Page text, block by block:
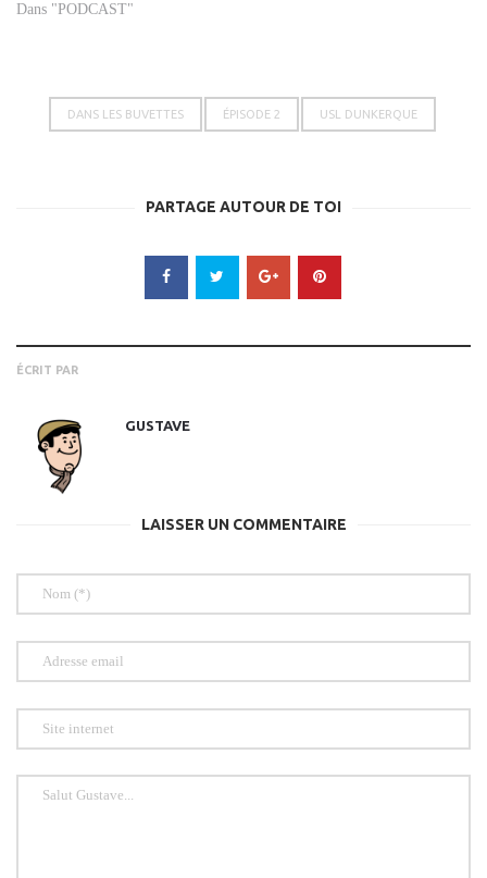
Dans "PODCAST"
DANS LES BUVETTES ÉPISODE 2 USL DUNKERQUE
PARTAGE AUTOUR DE TOI
ÉCRIT PAR
GUSTAVE
LAISSER UN COMMENTAIRE